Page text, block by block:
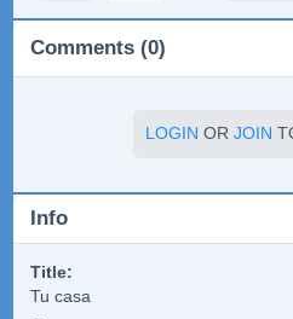
Comments (0)
LOGIN OR JOIN
Info
Title:
Tu casa